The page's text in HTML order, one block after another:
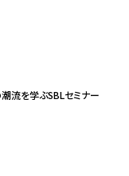
流を学ぶSBLセミナー